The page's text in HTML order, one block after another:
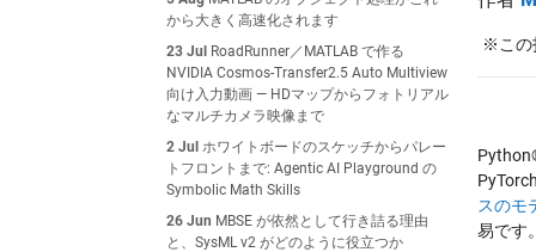
から大きく高速化されます
23 Jul
RoadRunner／MATLAB で作る
NVIDIA Cosmos-Transfer2.5 Auto Multiview
向け入力動画 — HDマップからフォトリアル
なマルチカメラ映像まで
2 Jul ホワイトボードのスケッチからパレー
トフロントまで: Agentic AI Playground の
Symbolic Math Skills
26 Jun MBSE が依然として行き詰る理由
と、SysML v2 がどのように役立つか
※この
スのモ
易です